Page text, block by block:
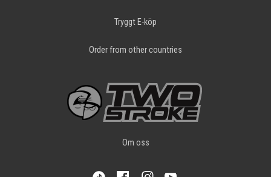
Tryggt E-köp
Order from other countries
Om oss